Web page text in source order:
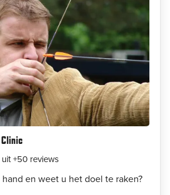
uit +50 reviews
en weet u het doel te raken?